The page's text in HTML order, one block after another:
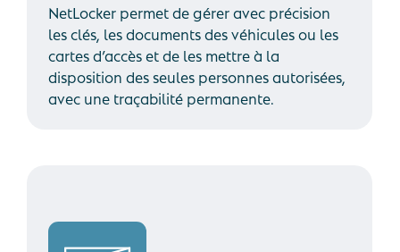
NetLocker permet de gérer avec précision
les clés, les documents des véhicules ou les
cartes d’accès et de les mettre à la
disposition des seules personnes autorisées,
avec une traçabilité permanente.